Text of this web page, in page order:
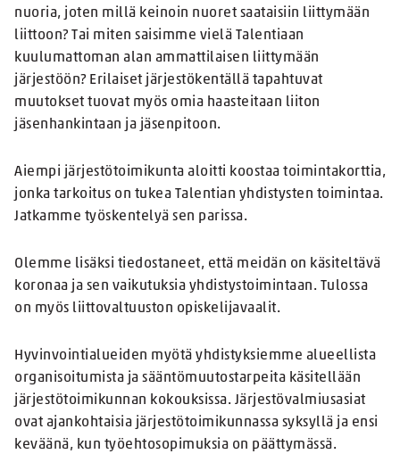
nuoria, joten millä keinoin nuoret saataisiin liittymään
liittoon? Tai miten saisimme vielä Talentiaan
kuulumattoman alan ammattilaisen liittymään
järjestöön? Erilaiset järjestökentällä tapahtuvat
muutokset tuovat myös omia haasteitaan liiton
jäsenhankintaan ja jäsenpitoon.
Aiempi järjestötoimikunta aloitti koostaa toimintakorttia,
jonka tarkoitus on tukea Talentian yhdistysten toimintaa.
Jatkamme työskentelyä sen parissa.
Olemme lisäksi tiedostaneet, että meidän on käsiteltävä
koronaa ja sen vaikutuksia yhdistystoimintaan. Tulossa
on myös liittovaltuuston opiskelijavaalit.
Hyvinvointialueiden myötä yhdistyksiemme alueellista
organisoitumista ja sääntömuutostarpeita käsitellään
järjestötoimikunnan kokouksissa. Järjestövalmiusasiat
ovat ajankohtaisia järjestötoimikunnassa syksyllä ja ensi
keväänä, kun työehtosopimuksia on päättymässä.